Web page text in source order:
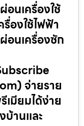
นเครื่องใช้
องใช้ไฟฟ้า
อนเครื่องซัก
จ่ายราย
เมียมได้ง่าย
านและ